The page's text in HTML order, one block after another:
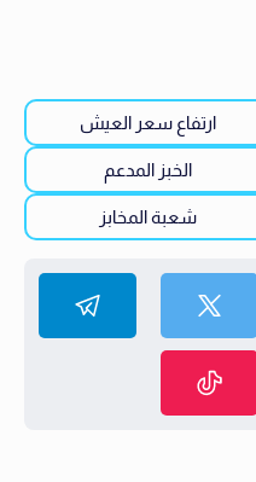
ارتفاع سعر العيش
الخبز المدعم
شعبة المخابز